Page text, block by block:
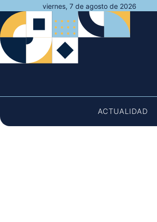
al
contenido
viernes, 7 de agosto de 2026
ACTUALIDAD